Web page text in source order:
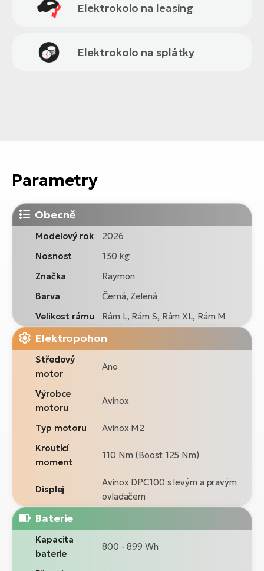
Elektrokolo na leasing
Elektrokolo na splátky
Parametry
Obecně
Modelový rok
2026
Nosnost
130 kg
Značka
Raymon
Barva
Černá, Zelená
Velikost rámu
Rám L, Rám S, Rám XL, Rám M
Elektropohon
Středový
motor
Ano
Výrobce
motoru
Avinox
Typ motoru
Avinox M2
Kroutící
moment
110 Nm (Boost 125 Nm)
Displej
Avinox DPC100 s levým a pravým
ovladačem
Baterie
Kapacita
baterie
800 - 899 Wh